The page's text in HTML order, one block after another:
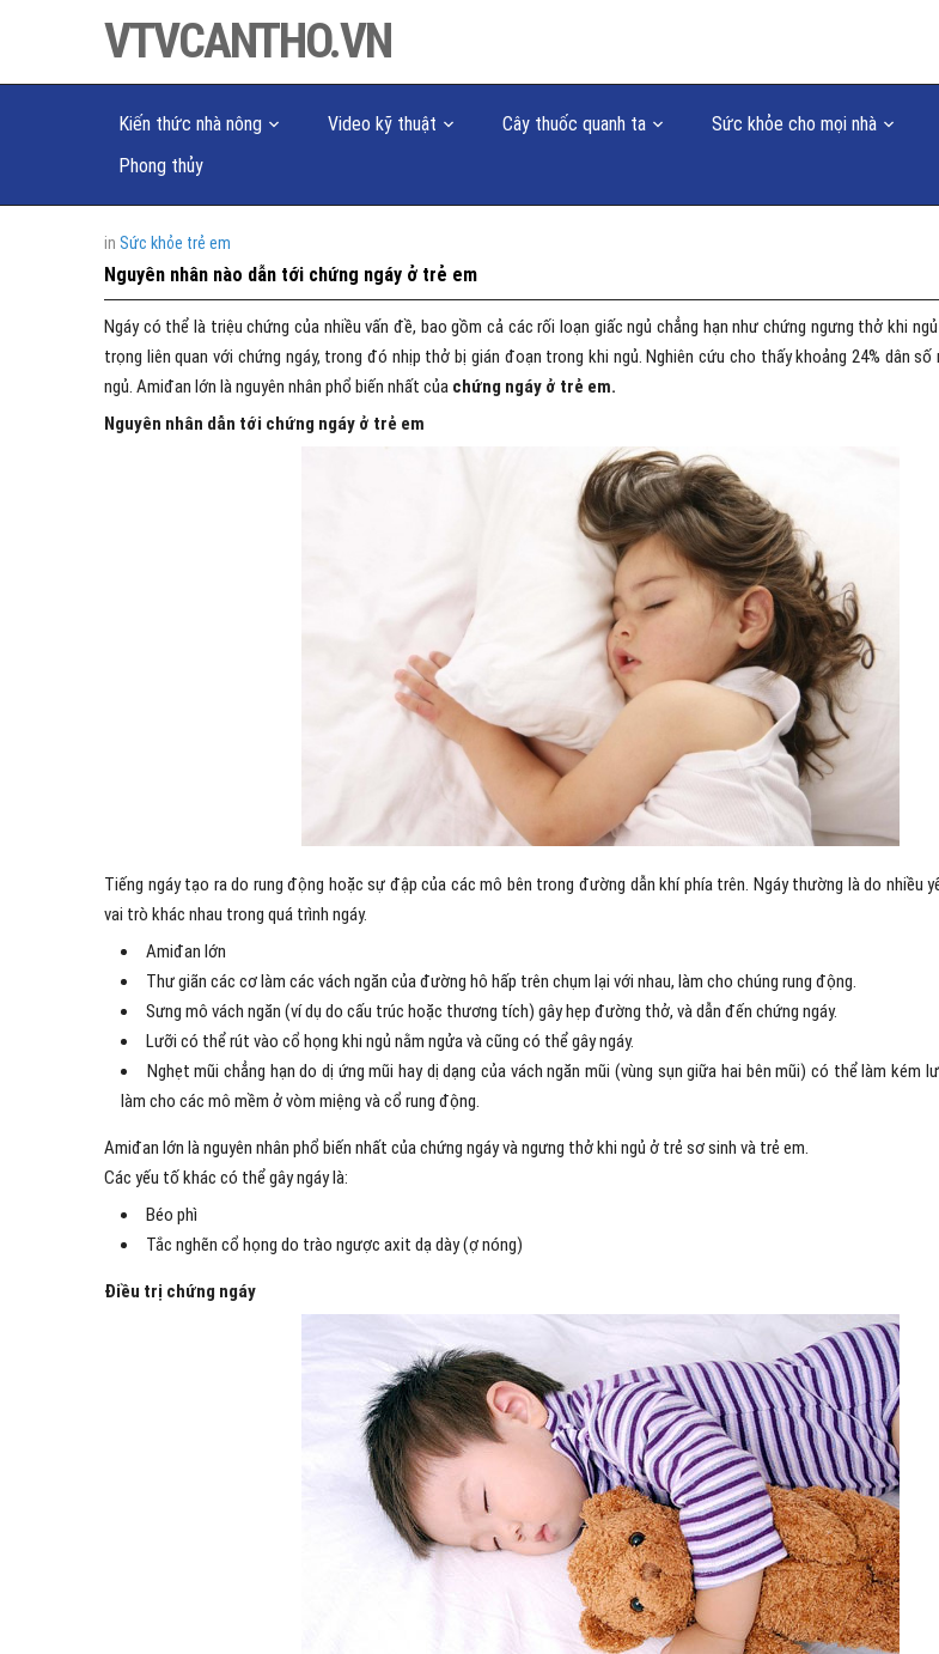
VTVCANTHO.VN
Kiến thức nhà nông Video kỹ thuật Cây thuốc quanh ta Sức khỏe cho mọi nhà
Phong thủy
in Sức khỏe trẻ em
Nguyên nhân nào dẫn tới chứng ngáy ở trẻ em
Ngáy có thể là triệu chứng của nhiều vấn đề, bao gồm cả các rối loạn giấc ngủ chẳng hạn như chứng ngưng thở khi
trọng liên quan với chứng ngáy, trong đó nhịp thở bị gián đoạn trong khi ngủ. Nghiên cứu cho thấy khoảng 24% dân
ngủ. Amiđan lớn là nguyên nhân phổ biến nhất của chứng ngáy ở trẻ em.
Nguyên nhân dẫn tới chứng ngáy ở trẻ em
Tiếng ngáy tạo ra do rung động hoặc sự đập của các mô bên trong đường dẫn khí phía trên. Ngáy thường là do nhiều
vai trò khác nhau trong quá trình ngáy.
Amiđan lớn
Thư giãn các cơ làm các vách ngăn của đường hô hấp trên chụm lại với nhau, làm cho chúng rung động.
Sưng mô vách ngăn (ví dụ do cấu trúc hoặc thương tích) gây hẹp đường thở, và dẫn đến chứng ngáy.
Lưỡi có thể rút vào cổ họng khi ngủ nằm ngửa và cũng có thể gây ngáy.
Nghẹt mũi chẳng hạn do dị ứng mũi hay dị dạng của vách ngăn mũi (vùng sụn giữa hai bên mũi) có thể làm kém
làm cho các mô mềm ở vòm miệng và cổ rung động.
Amiđan lớn là nguyên nhân phổ biến nhất của chứng ngáy và ngưng thở khi ngủ ở trẻ sơ sinh và trẻ em.
Các yếu tố khác có thể gây ngáy là:
Béo phì
Tắc nghẽn cổ họng do trào ngược axit dạ dày (ợ nóng)
Điều trị chứng ngáy